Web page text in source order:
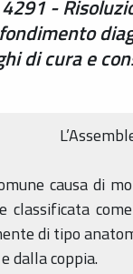
4291 -
di cura e
causa di
di tipo
dalla coppia.